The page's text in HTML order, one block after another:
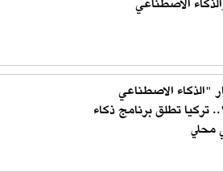
الاصطناعي
الاصطناعي
تركيا تطلق برنامج ذكاء
محلي